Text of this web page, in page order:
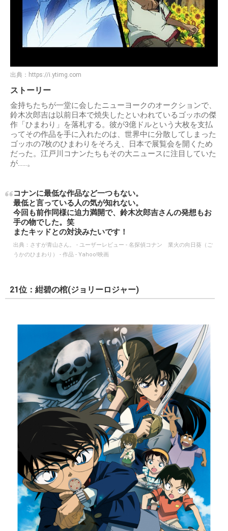
出典： https://i.ytimg.com
ストーリー
金持ちたちが一堂に会したニューヨークのオークションで、
鈴木次郎吉は以前日本で焼失したといわれているゴッホの傑
作「ひまわり」を落札する。彼が3億ドルという大枚を支払
ってその作品を手に入れたのは、世界中に分散してしまった
ゴッホの7枚のひまわりをそろえ、日本で展覧会を開くため
だった。江戸川コナンたちもその大ニュースに注目していた
が……。
コナンに最低な作品など一つもない。
最低と言っている人の気が知れない。
今回も前作同様に迫力満開で、鈴木次郎吉さんの発想もお
手の物でした。笑
またキッドとの対決みたいです！
出典： さすが青山さん。 - ユーザーレビュー - 名探偵コナン 業火の向日葵（ご
うかのひまわり） - 作品 - Yahoo!映画
21位：紺碧の棺(ジョリーロジャー)